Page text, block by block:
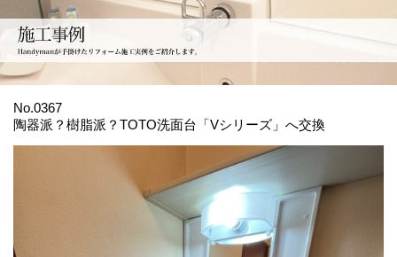
No.0367
陶器派？樹脂派？TOTO洗面台「Vシリーズ」へ交換